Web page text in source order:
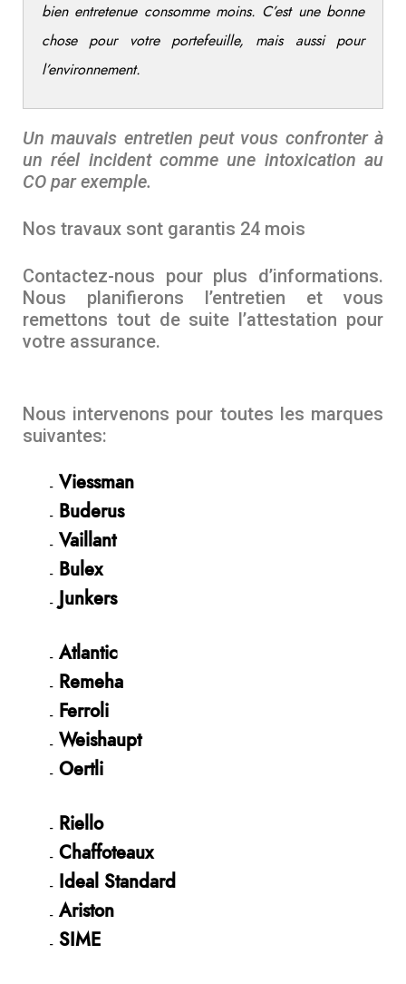
bien entretenue consomme moins. C’est une bonne
chose pour votre portefeuille, mais aussi pour
l’environnement.
Un mauvais entretien peut vous confronter à
un réel incident comme une intoxication au
CO par exemple.
Nos travaux sont garantis 24 mois
Contactez-nous pour plus d’informations.
Nous planifierons l’entretien et vous
remettons tout de suite l’attestation pour
votre assurance.
Nous intervenons pour toutes les marques
suivantes:
Viessman
Buderus
Vaillant
Bulex
Junkers
Atlantic
Remeha
Ferroli
Weishaupt
Oertli
Riello
Chaffoteaux
Ideal Standard
Ariston
SIME